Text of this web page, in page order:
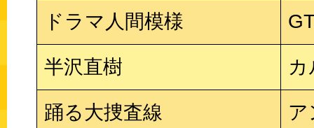
ドラマ人間模様
半沢直樹
踊る大捜査線 ア